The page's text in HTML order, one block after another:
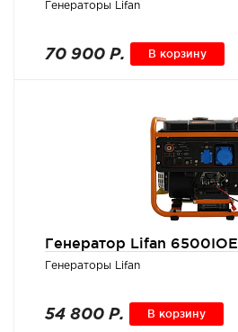
Генераторы Lifan
70 900 Р. В корзину
Генератор Lifan 6500IOE
Генераторы Lifan
54 800 Р. В корзину